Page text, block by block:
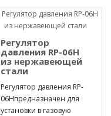
Регулятор
давления RP-06H
из нержавеющей
стали
Регулятор давления RP-
06Hпредназначен для
установки в газовую